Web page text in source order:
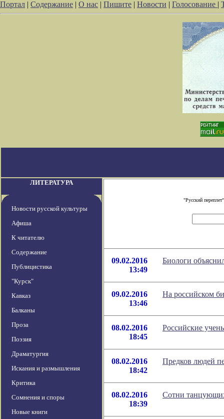
Портал | Содержание | О нас | Пишите | Новости | Голосование |
ЛИТЕРАТУРА
Новости русской культуры
Афиша
К читателю
Содержание
Публицистика
"Курск"
Кавказ
Балканы
Проза
Поэзия
Драматургия
Искания и размышления
Критика
Сомнения и споры
Новые книги
"Русский
09.02.2016
13:49
Биологи
09.02.2016
13:46
На российском
08.02.2016
18:45
Российские
08.02.2016
18:42
Предков людей
08.02.2016
18:39
Сотни